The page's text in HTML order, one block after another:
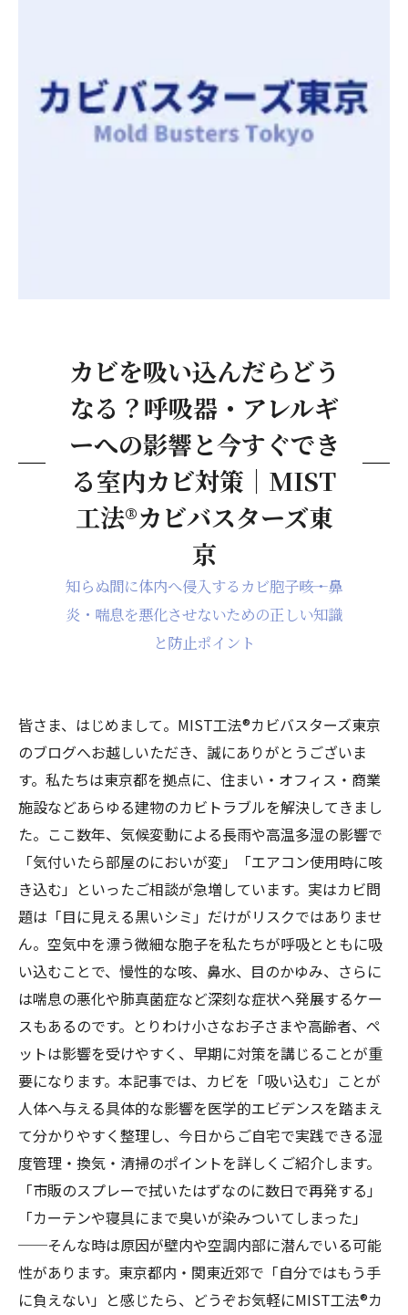
カビを吸い込んだらどう
なる？呼吸器・アレルギ
ーへの影響と今すぐでき
る室内カビ対策｜MIST
工法®カビバスターズ東
京
知らぬ間に体内へ侵入するカビ胞子――咳・鼻
炎・喘息を悪化させないための正しい知識
と防止ポイント
皆さま、はじめまして。MIST工法®カビバスターズ東京
のブログへお越しいただき、誠にありがとうございま
す。私たちは東京都を拠点に、住まい・オフィス・商業
施設などあらゆる建物のカビトラブルを解決してきまし
た。ここ数年、気候変動による長雨や高温多湿の影響で
「気付いたら部屋のにおいが変」「エアコン使用時に咳
き込む」といったご相談が急増しています。実はカビ問
題は「目に見える黒いシミ」だけがリスクではありませ
ん。空気中を漂う微細な胞子を私たちが呼吸とともに吸
い込むことで、慢性的な咳、鼻水、目のかゆみ、さらに
は喘息の悪化や肺真菌症など深刻な症状へ発展するケー
スもあるのです。とりわけ小さなお子さまや高齢者、ペ
ットは影響を受けやすく、早期に対策を講じることが重
要になります。本記事では、カビを「吸い込む」ことが
人体へ与える具体的な影響を医学的エビデンスを踏まえ
て分かりやすく整理し、今日からご自宅で実践できる湿
度管理・換気・清掃のポイントを詳しくご紹介します。
「市販のスプレーで拭いたはずなのに数日で再発する」
「カーテンや寝具にまで臭いが染みついてしまった」
──そんな時は原因が壁内や空調内部に潜んでいる可能
性があります。東京都内・関東近郊で「自分ではもう手
に負えない」と感じたら、どうぞお気軽にMIST工法®カ